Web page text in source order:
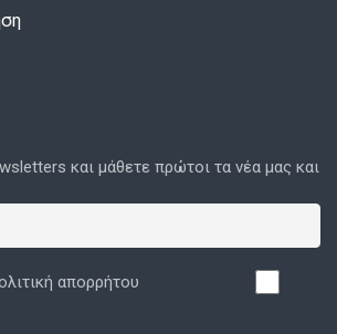
και μάθετε πρώτοι τα νέα μας και
απορρήτου